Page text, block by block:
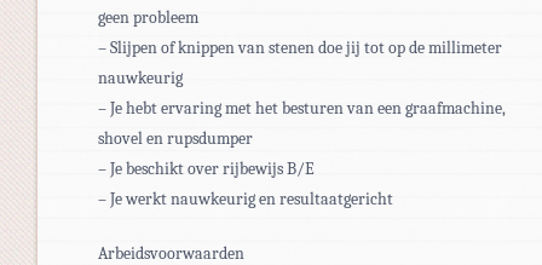
geen probleem
– Slijpen of knippen van stenen doe jij tot op de millimeter
nauwkeurig
– Je hebt ervaring met het besturen van een graafmachine,
shovel en rupsdumper
– Je beschikt over rijbewijs B/E
– Je werkt nauwkeurig en resultaatgericht
Arbeidsvoorwaarden